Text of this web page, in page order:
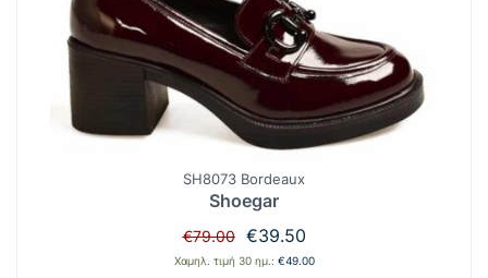
SH8073 Bordeaux
Shoegar
€79.00
Original
price
€39.50Η
τρέχουσα
Χαμηλ. τιμή 30 ημ.: €49.00